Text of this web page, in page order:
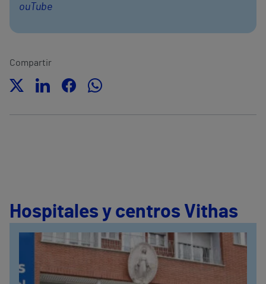
ouTube
Compartir
Hospitales y centros Vithas